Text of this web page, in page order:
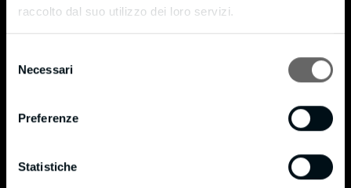
raccolto dal suo utilizzo dei loro servizi.
delNecessari
Preferenze
Statistiche
P. IVA 01815240138
Certificato FSC